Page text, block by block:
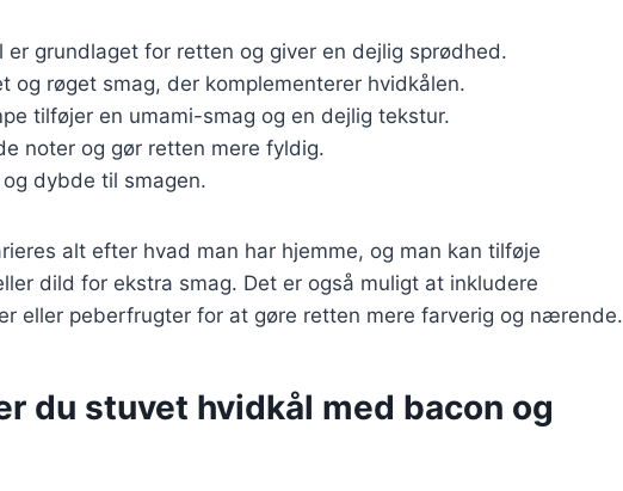
er grundlaget for retten og giver en dejlig sprødhed.
og røget smag, der komplementerer hvidkålen.
tilføjer en umami-smag og en dejlig tekstur.
noter og gør retten mere fyldig.
dybde til smagen.
alt efter hvad man har hjemme, og man kan tilføje
dild for ekstra smag. Det er også muligt at inkludere
eller peberfrugter for at gøre retten mere farverig og nærende.
du stuvet hvidkål med bacon og